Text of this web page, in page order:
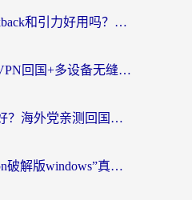
海外党必看：Quickback和引力好用吗？3分钟搞懂回国加速器怎么选
海外党必看：电视VPN回国+多设备无缝访问国内资源的实用指南
云极和GOGO哪个好？海外党亲测回国加速器选择指南（附iOS免费&Windows VPN实用技巧）
海外党别踩坑！“vpn破解版windows”真的能用？教你选对回国加速器无缝刷国内资源